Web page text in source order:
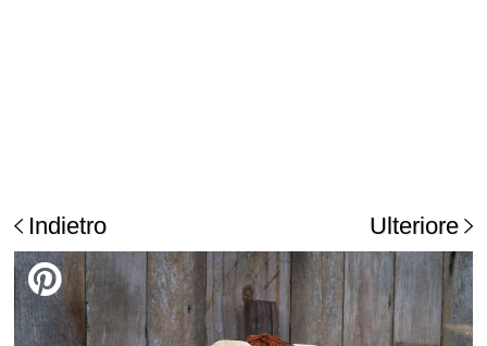
Indietro Ulteriore